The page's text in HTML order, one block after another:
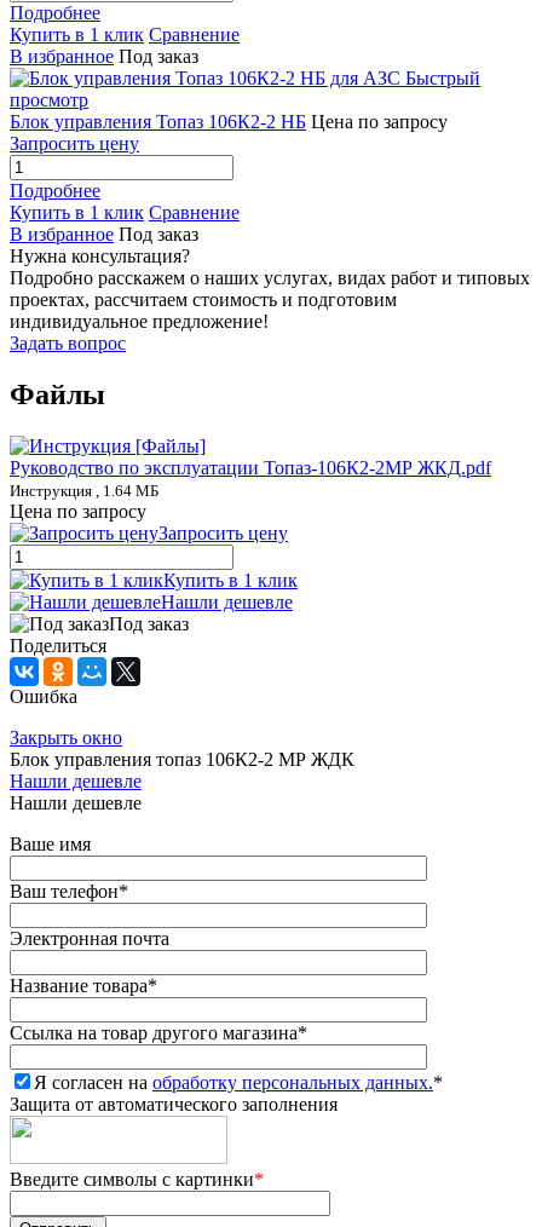
Подробнее
Купить в 1 клик Сравнение
В избранное Под заказ
Быстрый
просмотр
Блок управления Топаз 106К2-2 НБ Цена по запросу
Запросить цену
Подробнее
Купить в 1 клик Сравнение
В избранное Под заказ
Нужна консультация?
Подробно расскажем о наших услугах, видах работ и типовых
проектах, рассчитаем стоимость и подготовим
индивидуальное предложение!
Задать вопрос
Файлы
Руководство по эксплуатации Топаз-106К2-2МР ЖКД.pdf
Инструкция , 1.64 МБ
Цена по запросу
Запросить цену
Купить в 1 клик
Нашли дешевле
Под заказ
Поделиться
Ошибка
Закрыть окно
Блок управления топаз 106К2-2 МР ЖДК
Нашли дешевле
Нашли дешевле
Ваше имя
Ваш телефон*
Электронная почта
Название товара*
Ссылка на товар другого магазина*
Я согласен на обработку персональных данных.*
Защита от автоматического заполнения
Введите символы с картинки*